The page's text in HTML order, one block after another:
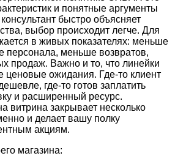
и понятные аргументы
быстро объясняет
выбор происходит легче. Для
в живых показателях: меньше
персонала, меньше возвратов,
продаж. Важно и то, что линейки
ценовые ожидания. Где-то клиент
где-то готов заплатить
и расширенный ресурс.
витрина закрывает несколько
и делает вашу полку
акциям.
магазина: